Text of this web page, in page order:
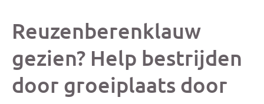
bericht
op
bericht
op op
Reuzenberenklauw
gezien? Help bestrijden
door groeiplaats door